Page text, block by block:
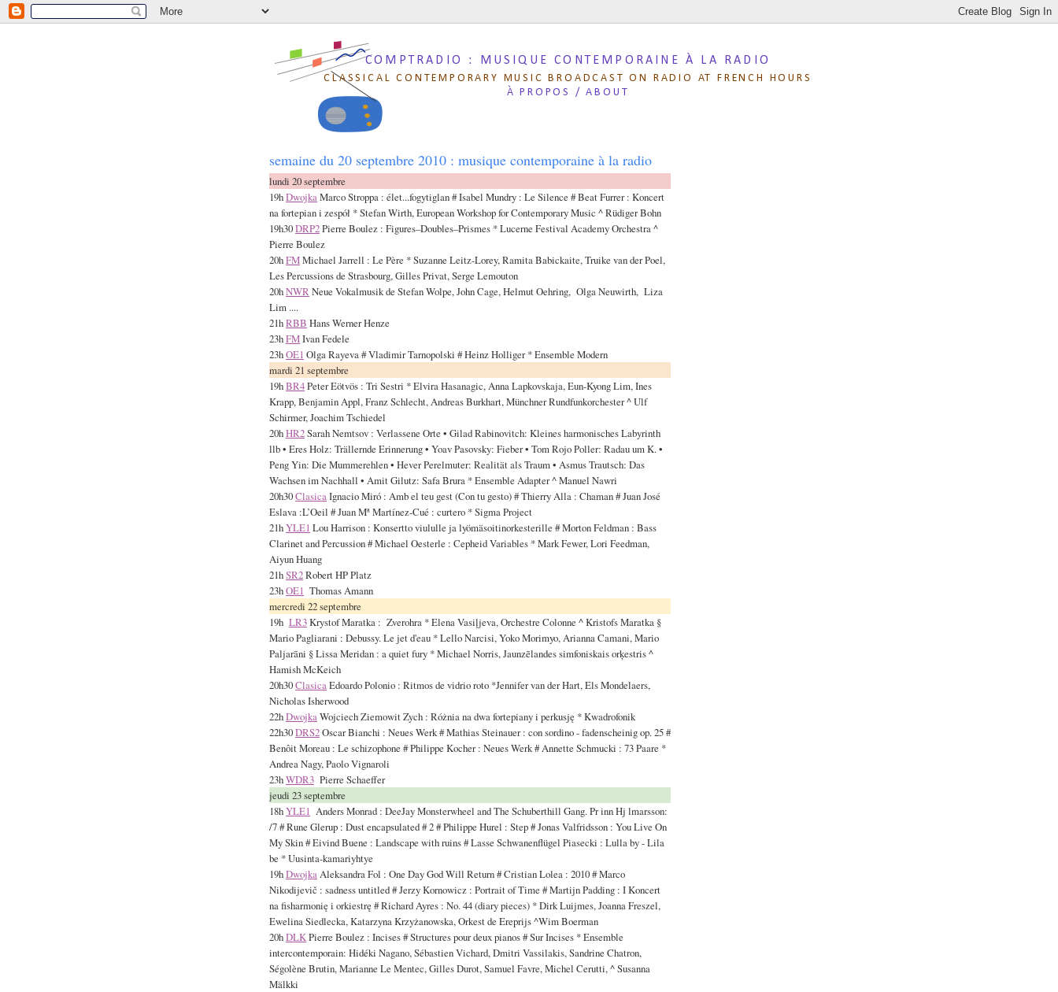
COMPTRADIO : MUSIQUE CONTEMPORAINE À LA RADIO
CLASSICAL CONTEMPORARY MUSIC BROADCAST ON RADIO AT FRENCH HOURS
À PROPOS / ABOUT
semaine du 20 septembre 2010 : musique contemporaine à la radio
lundi 20 septembre
19hDwojkaMarco Stroppa : élet...fogytiglan # Isabel Mundry : Le Silence # Beat Furrer : Koncert
na fortepian i zespół * Stefan Wirth, European Workshop for Contemporary Music ^ Rüdiger Bohn
19h30DRP2Pierre Boulez : Figures–Doubles–Prismes * Lucerne Festival Academy Orchestra ^
Pierre Boulez
20hFMMichael Jarrell : Le Père * Suzanne Leitz-Lorey, Ramita Babickaite, Truike van der Poel,
Les Percussions de Strasbourg, Gilles Privat, Serge Lemouton
20hNWRNeue Vokalmusik de Stefan Wolpe, John Cage, Helmut Oehring, Olga Neuwirth, Liza
Lim ....
21hRBB Hans Werner Henze
23hFMIvan Fedele
23hOE1 Olga Rayeva # Vladimir Tarnopolski # Heinz Holliger * Ensemble Modern
mardi 21 septembre
19hBR4Peter Eötvös : Tri Sestri * Elvira Hasanagic, Anna Lapkovskaja, Eun-Kyong Lim, Ines
Krapp, Benjamin Appl, Franz Schlecht, Andreas Burkhart, Münchner Rundfunkorchester ^ Ulf
Schirmer, Joachim Tschiedel
20hHR2Sarah Nemtsov : Verlassene Orte • Gilad Rabinovitch: Kleines harmonisches Labyrinth
llb • Eres Holz: Trällernde Erinnerung • Yoav Pasovsky: Fieber • Tom Rojo Poller: Radau um K. •
Peng Yin: Die Mummerehlen • Hever Perelmuter: Realität als Traum • Asmus Trautsch: Das
Wachsen im Nachhall • Amit Gilutz: Safa Brura * Ensemble Adapter ^ Manuel Nawri
20h30ClasicaIgnacio Miró : Amb el teu gest (Con tu gesto) # Thierry Alla : Chaman # Juan José
Eslava :L’Oeil # Juan Mª Martínez-Cué : curtero * Sigma Project
21hYLE1 Lou Harrison : Konsertto viululle ja lyömäsoitinorkesterille # Morton Feldman : Bass
Clarinet and Percussion # Michael Oesterle : Cepheid Variables * Mark Fewer, Lori Feedman,
Aiyun Huang
21hSR2Robert HP Platz
23hOE1 Thomas Amann
mercredi 22 septembre
19h LR3Krystof Maratka : Zverohra * Elena Vasiļjeva, Orchestre Colonne ^ Kristofs Maratka §
Mario Pagliarani : Debussy. Le jet d'eau * Lello Narcisi, Yoko Morimyo, Arianna Camani, Mario
Paljarāni § Lissa Meridan : a quiet fury * Michael Norris, Jaunzēlandes simfoniskais orķestris ^
Hamish McKeich
20h30ClasicaEdoardo Polonio : Ritmos de vidrio roto *Jennifer van der Hart, Els Mondelaers,
Nicholas Isherwood
22hDwojkaWojciech Ziemowit Zych : Różnia na dwa fortepiany i perkusję * Kwadrofonik
22h30DRS2Oscar Bianchi : Neues Werk # Mathias Steinauer : con sordino - fadenscheinig op. 25 #
Benôit Moreau : Le schizophone # Philippe Kocher : Neues Werk # Annette Schmucki : 73 Paare *
Andrea Nagy, Paolo Vignaroli
23hWDR3 Pierre Schaeffer
jeudi 23 septembre
18hYLE1 Anders Monrad : DeeJay Monsterwheel and The Schuberthill Gang. Pr inn Hj lmarsson:
/7 # Rune Glerup : Dust encapsulated # 2 # Philippe Hurel : Step # Jonas Valfridsson : You Live On
My Skin # Eivind Buene : Landscape with ruins # Lasse Schwanenflügel Piasecki : Lulla by - Lila
be * Uusinta-kamariyhtye
19hDwojkaAleksandra Fol : One Day God Will Return # Cristian Lolea : 2010 # Marco
Nikodijevič : sadness untitled # Jerzy Kornowicz : Portrait of Time # Martijn Padding : I Koncert
na fisharmonię i orkiestrę # Richard Ayres : No. 44 (diary pieces) * Dirk Luijmes, Joanna Freszel,
Ewelina Siedlecka, Katarzyna Krzyżanowska, Orkest de Ereprijs ^Wim Boerman
20hDLKPierre Boulez : Incises # Structures pour deux pianos # Sur Incises * Ensemble
intercontemporain: Hidéki Nagano, Sébastien Vichard, Dmitri Vassilakis, Sandrine Chatron,
Ségolène Brutin, Marianne Le Mentec, Gilles Durot, Samuel Favre, Michel Cerutti, ^ Susanna
Mälkki